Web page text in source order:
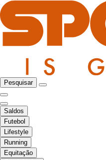
Pesquisar
Saldos
Futebol
Lifestyle
Running
Equitação